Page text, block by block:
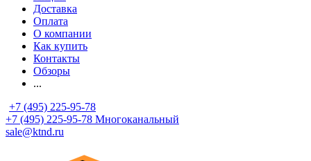
Доставка
Оплата
О компании
Как купить
Контакты
Обзоры
...
+7 (495) 225-95-78
+7 (495) 225-95-78 Многоканальный
sale@ktnd.ru